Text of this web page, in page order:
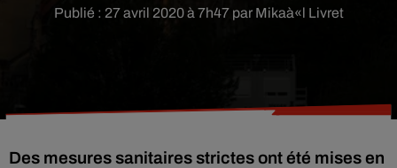
Publié : 27 avril 2020 à 7h47 par Mikaà«l Livret
Des mesures sanitaires strictes ont été mises en